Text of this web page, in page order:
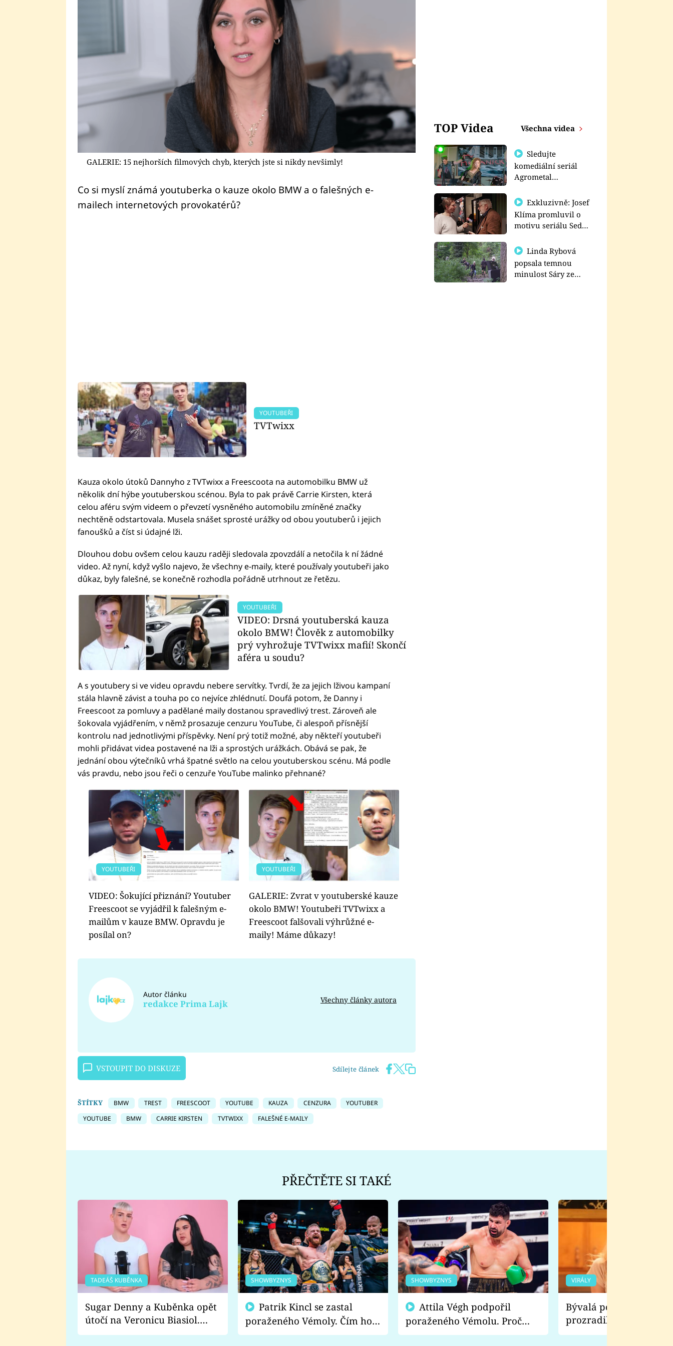
GALERIE: 15 nejhorších filmových chyb, kterých jste si nikdy nevšimly!
Co si myslí známá youtuberka o kauze okolo BMW a o falešných e-
mailech internetových provokatérů?
YOUTUBEŘI
TVTwixx
Kauza okolo útoků Dannyho z TVTwixx a Freescoota na automobilku BMW už
několik dní hýbe youtuberskou scénou. Byla to pak právě Carrie Kirsten, která
celou aféru svým videem o převzetí vysněného automobilu zmíněné značky
nechtěně odstartovala. Musela snášet sprosté urážky od obou youtuberů i jejich
fanoušků a číst si údajné lži.
Dlouhou dobu ovšem celou kauzu raději sledovala zpovzdálí a netočila k ní žádné
video. Až nyní, když vyšlo najevo, že všechny e-maily, které používaly youtubeři jako
důkaz, byly falešné, se konečně rozhodla pořádně utrhnout ze řetězu.
YOUTUBEŘI
VIDEO: Drsná youtuberská kauza
okolo BMW! Člověk z automobilky
prý vyhrožuje TVTwixx mafií! Skončí
aféra u soudu?
A s youtubery si ve videu opravdu nebere servítky. Tvrdí, že za jejich lživou kampaní
stála hlavně závist a touha po co nejvíce zhlédnutí. Doufá potom, že Danny i
Freescoot za pomluvy a padělané maily dostanou spravedlivý trest. Zároveň ale
šokovala vyjádřením, v němž prosazuje cenzuru YouTube, či alespoň přísnější
kontrolu nad jednotlivými příspěvky. Není prý totiž možné, aby někteří youtubeři
mohli přidávat videa postavené na lži a sprostých urážkách. Obává se pak, že
jednání obou výtečníků vrhá špatné světlo na celou youtuberskou scénu. Má podle
vás pravdu, nebo jsou řeči o cenzuře YouTube malinko přehnané?
YOUTUBEŘI
VIDEO: Šokující přiznání? Youtuber
Freescoot se vyjádřil k falešným e-
mailům v kauze BMW. Opravdu je
posílal on?
YOUTUBEŘI
GALERIE: Zvrat v youtuberské kauze
okolo BMW! Youtubeři TVTwixx a
Freescoot falšovali výhrůžné e-
maily! Máme důkazy!
Autor článku
redakce Prima Lajk Všechny články autora
VSTOUPIT DO DISKUZE Sdílejte článek
ŠTÍTKY BMW TREST FREESCOOT YOUTUBE KAUZA CENZURA
YOUTUBER
YOUTUBE
BMW CARRIE KIRSTEN TVTWIXX FALEŠNÉ E-MAILY
TOP Videa Všechna videa
Sledujte
komediální seriál
Agrometal
prima+
Exkluzivně: Josef
Klíma promluvil o
motivu seriálu Sedm
Linda Rybová
popsala temnou
minulost Sáry ze
PŘEČTĚTE SI TAKÉ
TADEÁŠ KUBĚNKA
Sugar Denny a Kuběnka opět
útočí na Veronicu Biasiol.
Proč je podle nich falešná a
SHOWBYZNYS
poraženého Vémoly. Čím ho
fanoušci naštvali?
SHOWBYZNYS
poraženého Vémolu. Proč
chce raději zápasit s ním než
VIRÁLY
Bývalá pornoherečka
prozradila, co ji
natáčení Euforie.